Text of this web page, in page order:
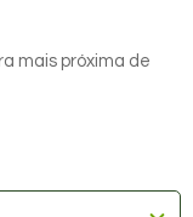
mais próxima de